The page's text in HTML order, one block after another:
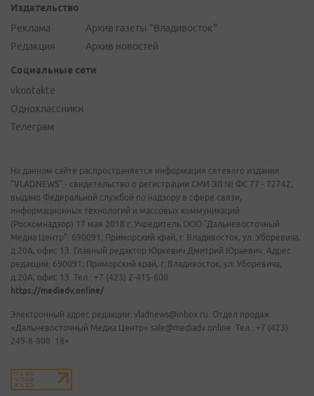
Издательство
Реклама
Редакция
Архив газеты "Владивосток"
Архив новостей
Социальные сети
vkontakte
Одноклассники
Телеграм
На данном сайте распространяется информация сетевого издания
"VLADNEWS" - свидетельство о регистрации СМИ ЭЛ № ФС 77 - 72742,
выдано Федеральной службой по надзору в сфере связи,
информационных технологий и массовых коммуникаций
(Роскомнадзор) 17 мая 2018 г. Учредитель ООО "Дальневосточный
Медиа Центр". 690091, Приморский край, г. Владивосток, ул. Уборевича,
д.20А, офис 13. Главный редактор Юркевич Дмитрий Юрьевич. Адрес
редакции: 690091, Приморский край, г. Владивосток, ул. Уборевича,
д.20А, офис 13. Тел.: +7 (423) 2-415-600.
https://mediadv.online/
Электронный адрес редакции: vladnews@inbox.ru. Отдел продаж
«Дальневосточный Медиа Центр» sale@mediadv.online. Тел.: +7 (423)
249-8-800. 18+